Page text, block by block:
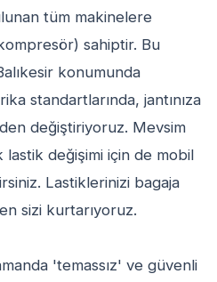
tüm makinelere
sahiptir. Bu
konumunda
standartlarında, jantınıza
değiştiriyoruz. Mevsim
lastik değişimi için de mobil
Lastiklerinizi bagaja
sizi kurtarıyoruz.
'temassız' ve güvenli